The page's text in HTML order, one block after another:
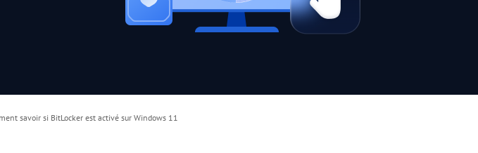
savoir si BitLocker est activé sur Windows 11